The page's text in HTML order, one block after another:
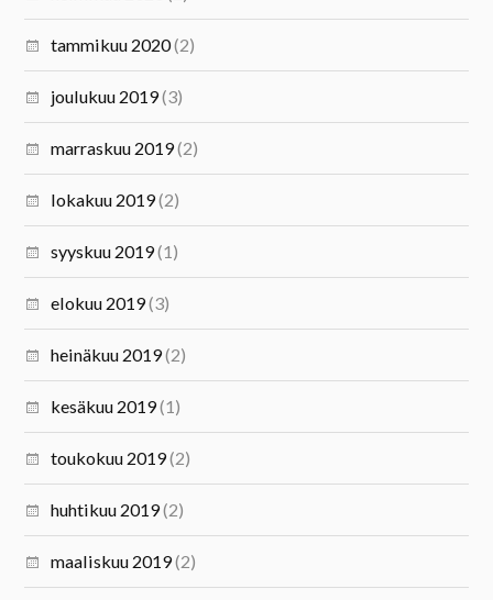
tammikuu 2020(2)
joulukuu 2019(3)
marraskuu 2019(2)
lokakuu 2019(2)
syyskuu 2019(1)
elokuu 2019(3)
heinäkuu 2019(2)
kesäkuu 2019(1)
toukokuu 2019(2)
huhtikuu 2019(2)
maaliskuu 2019(2)